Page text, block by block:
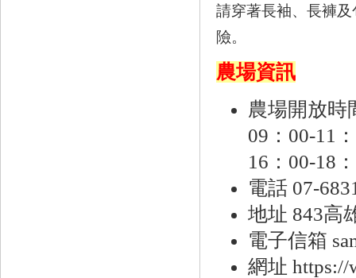
請穿著長袖、長褲
險。
農場資訊
農場開放時
09：00-11
16：00-18
電話 07-
地址 843高
電子信箱
網址 https://